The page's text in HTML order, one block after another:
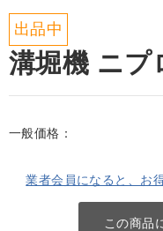
出品中
溝堀機 ニプ
一般価格：
業者会員になると、お
この商品